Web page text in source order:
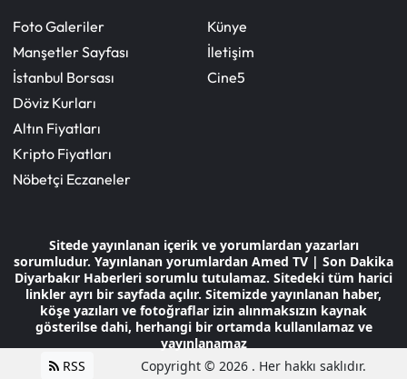
Foto Galeriler
Manşetler Sayfası
İstanbul Borsası
Döviz Kurları
Altın Fiyatları
Kripto Fiyatları
Nöbetçi Eczaneler
Künye
İletişim
Cine5
Sitede yayınlanan içerik ve yorumlardan yazarları
sorumludur. Yayınlanan yorumlardan Amed TV | Son Dakika
Diyarbakır Haberleri sorumlu tutulamaz. Sitedeki tüm harici
linkler ayrı bir sayfada açılır. Sitemizde yayınlanan haber,
köşe yazıları ve fotoğraflar izin alınmaksızın kaynak
gösterilse dahi, herhangi bir ortamda kullanılamaz ve
yayınlanamaz
RSS
Copyright © 2026 . Her hakkı saklıdır.